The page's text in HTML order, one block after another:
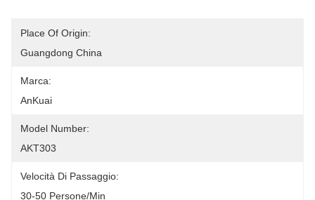
Place Of Origin:
Guangdong China
Marca:
AnKuai
Model Number:
AKT303
Velocità Di Passaggio:
30-50 Persone/min